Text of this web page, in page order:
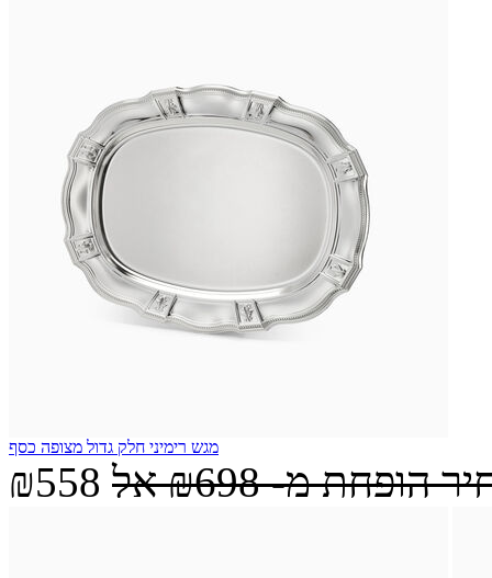
מגש רימיני חלק גדול מצופה כסף
₪558 הופחת מ-₪698 אל